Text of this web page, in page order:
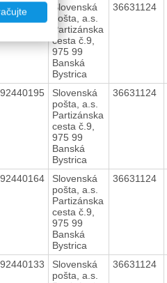
Slovenská
pošta, a.s.
Partizánska
cesta č.9,
975 99
Banská
Bystrica
36631124
Slovenská
pošta, a.s.
Partizánska
cesta č.9,
975 99
Banská
Bystrica
36631124
Slovenská
pošta, a.s.
Partizánska
cesta č.9,
975 99
Banská
Bystrica
36631124
Slovenská
pošta, a.s.
36631124